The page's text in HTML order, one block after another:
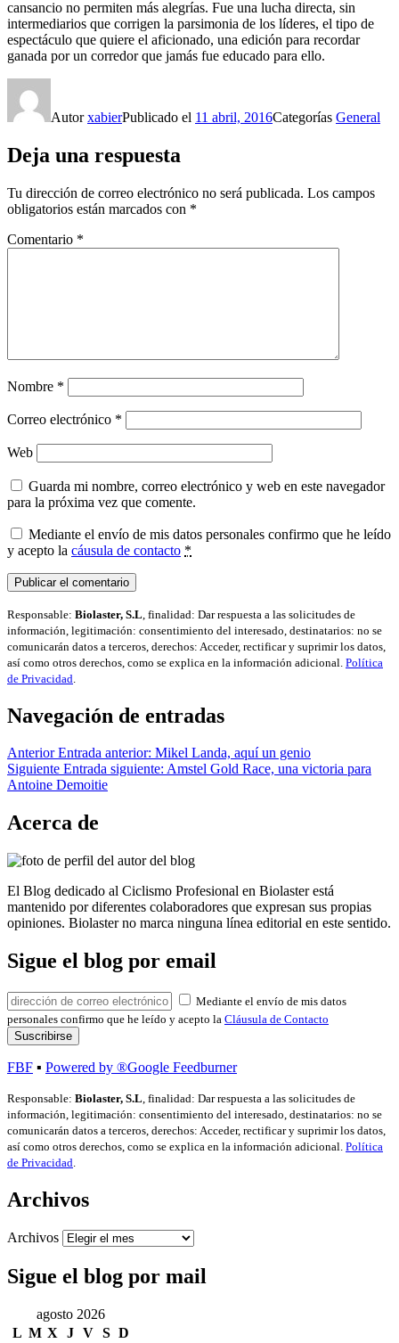
cansancio no permiten más alegrías. Fue una lucha directa, sin
intermediarios que corrigen la parsimonia de los líderes, el tipo de
espectáculo que quiere el aficionado, una edición para recordar
ganada por un corredor que jamás fue educado para ello.
AutorxabierPublicado el 11 abril, 2016Categorías General
Deja una respuesta
Tu dirección de correo electrónico no será publicada. Los campos
obligatorios están marcados con *
Comentario *
Nombre *
Correo electrónico *
Web
Guarda mi nombre, correo electrónico y web en este navegador
para la próxima vez que comente.
Mediante el envío de mis datos personales confirmo que he leído
y acepto la cáusula de contacto *
Responsable: Biolaster, S.L , finalidad: Dar respuesta a las solicitudes de
información, legitimación: consentimiento del interesado, destinatarios: no se
comunicarán datos a terceros, derechos: Acceder, rectificar y suprimir los datos,
así como otros derechos, como se explica en la información adicional. Política
de Privacidad
Navegación de entradas
Anterior Entrada anterior: Mikel Landa, aquí un genio
Siguiente Entrada siguiente: Amstel Gold Race, una victoria para
Antoine Demoitie
Acerca de
El Blog dedicado al Ciclismo Profesional en Biolaster está
mantenido por diferentes colaboradores que expresan sus propias
opiniones. Biolaster no marca ninguna línea editorial en este sentido.
Sigue el blog por email
Mediante el envío de mis datos
personales confirmo que he leído y acepto la Cláusula de Contacto
FBF ▪ Powered by ®Google Feedburner
Responsable: Biolaster, S.L, finalidad: Dar respuesta a las solicitudes de
información, legitimación: consentimiento del interesado, destinatarios: no se
comunicarán datos a terceros, derechos: Acceder, rectificar y suprimir los datos,
así como otros derechos, como se explica en la información adicional. Política
de Privacidad.
Archivos
Archivos
Sigue el blog por mail
agosto 2026
L M X J V S D